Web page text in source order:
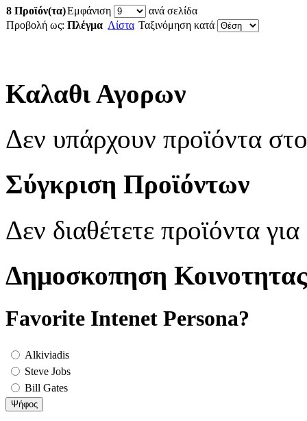
8 Προϊόν(τα)Εμφάνιση
ανά σελίδα
Προβολή ως: Πλέγμα Λίστα Ταξινόμηση κατά
Καλαθι Αγορων
Δεν υπάρχουν προϊόντα
Σύγκριση Προϊόντων
Δεν διαθέτετε προϊόντα
Δημοσκοπηση Κοινοτητας
Favorite Intenet Persona?
Alkiviadis
Steve Jobs
Bill Gates
Ψήφος